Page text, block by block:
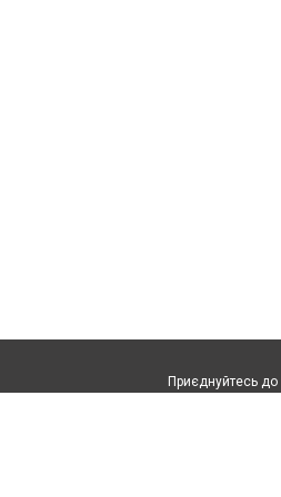
Приєднуйтесь до